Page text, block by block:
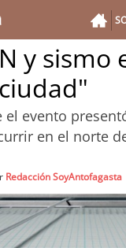
y
el evento
en el norte
Redacción SoyAntofagasta